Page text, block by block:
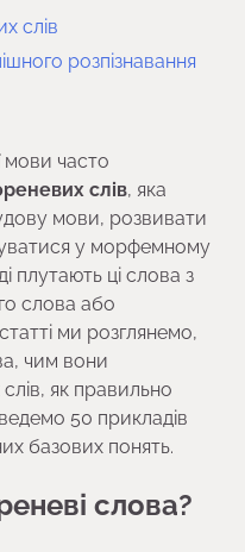
слів
розпізнавання
мови часто
слів, яка
мови, розвивати
у морфемному
плутають ці слова з
слова або
ми розглянемо,
чим вони
слів, як правильно
50 прикладів
базових понять.
слова?